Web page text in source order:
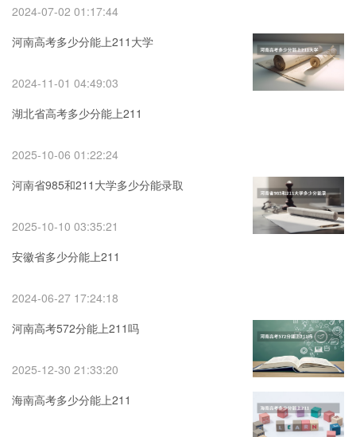
2024-07-02 01:17:44
河南高考多少分能上211大学
2024-11-01 04:49:03
湖北省高考多少分能上211
2025-10-06 01:22:24
河南省985和211大学多少分能录取
2025-10-10 03:35:21
安徽省多少分能上211
2024-06-27 17:24:18
河南高考572分能上211吗
2025-12-30 21:33:20
海南高考多少分能上211